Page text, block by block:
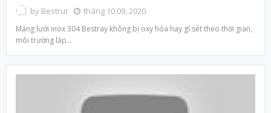
by Bestrut tháng 10 09, 2020
Máng lưới inox 304 Bestray không bị oxy hóa hay gỉ sét theo thời gian,
môi trường lăp…